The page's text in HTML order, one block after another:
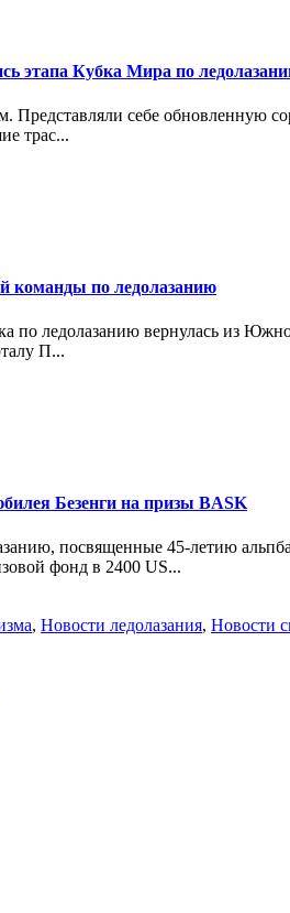
этапа Кубка Мира по
Представляли себе обновленную
трас...
команды по ледолазанию
по ледолазанию вернулась из
П...
Безенги на призы BASK
посвященные 45-летию
фонд в 2400 US...
, Новости ледолазания, Новости